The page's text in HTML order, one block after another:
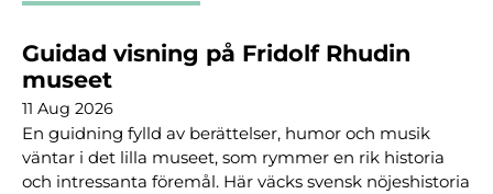
Guidad visning på Fridolf Rhudin
museet
11 Aug 2026
En guidning fylld av berättelser, humor och musik
väntar i det lilla museet, som rymmer en rik historia
och intressanta föremål. Här väcks svensk nöjeshistoria